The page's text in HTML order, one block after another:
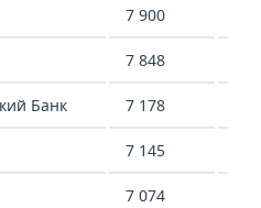
7 900
7 848
Банк 7 178
7 145
7 074